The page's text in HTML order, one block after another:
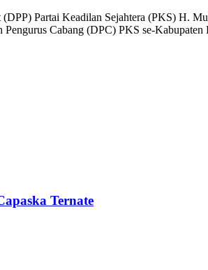
Partai Keadilan Sejahtera (PKS) H.
Cabang (DPC) PKS se-
Ternate